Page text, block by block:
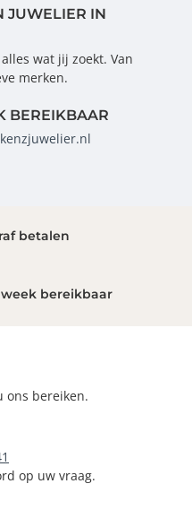
om perfect om je
elegantie uit en
rode
steentjes. Of je
nachts avonturen
is jouw ideale
zorgen voor een
zodat je altijd op tijd
JUWELIER IN
wat jij zoekt. Van
merken.
BEREIKBAAR
betalen
bereikbaar
ons bereiken.
op uw vraag.